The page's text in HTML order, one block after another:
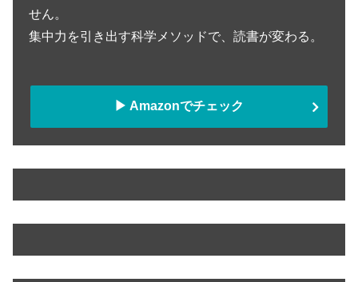
せん。
集中力を引き出す科学メソッドで、読書が変わる。
▶︎ Amazonでチェック